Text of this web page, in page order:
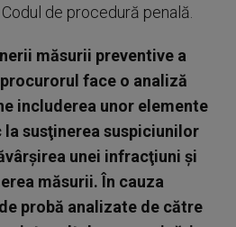
de procedură penală.
măsurii preventive a
face o analiză
includerea unor elemente
la susţinerea suspiciunilor
unei infracţiuni şi
măsurii. În cauza
probă analizate de către